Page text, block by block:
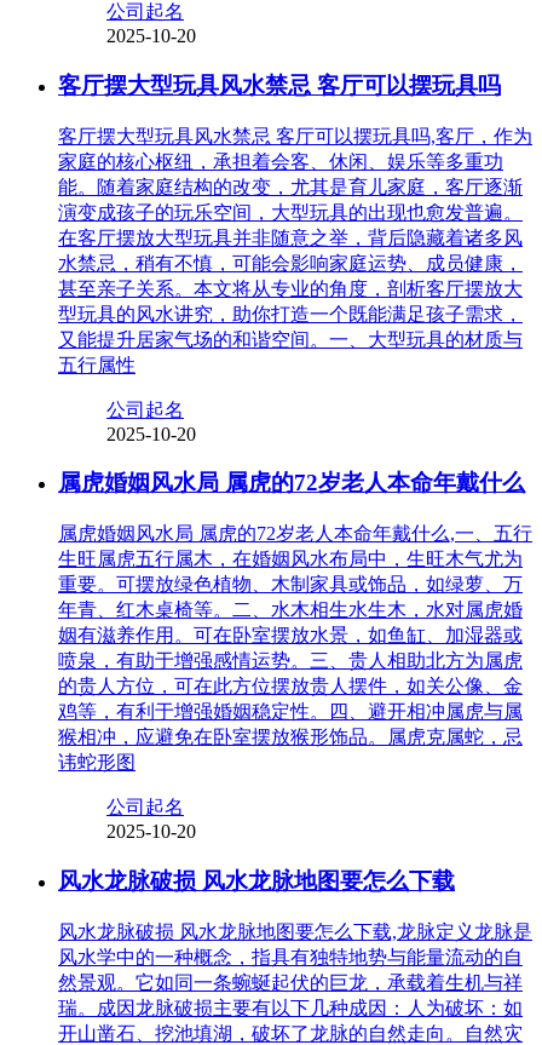
公司起名
2025-10-20
客厅摆大型玩具风水禁忌 客厅可以摆玩具吗
客厅摆大型玩具风水禁忌 客厅可以摆玩具吗,客厅，作为
家庭的核心枢纽，承担着会客、休闲、娱乐等多重功
能。随着家庭结构的改变，尤其是育儿家庭，客厅逐渐
演变成孩子的玩乐空间，大型玩具的出现也愈发普遍。
在客厅摆放大型玩具并非随意之举，背后隐藏着诸多风
水禁忌，稍有不慎，可能会影响家庭运势、成员健康，
甚至亲子关系。本文将从专业的角度，剖析客厅摆放大
型玩具的风水讲究，助你打造一个既能满足孩子需求，
又能提升居家气场的和谐空间。一、大型玩具的材质与
五行属性
公司起名
2025-10-20
属虎婚姻风水局 属虎的72岁老人本命年戴什么
属虎婚姻风水局 属虎的72岁老人本命年戴什么,一、五行
生旺属虎五行属木，在婚姻风水布局中，生旺木气尤为
重要。可摆放绿色植物、木制家具或饰品，如绿萝、万
年青、红木桌椅等。二、水木相生水生木，水对属虎婚
姻有滋养作用。可在卧室摆放水景，如鱼缸、加湿器或
喷泉，有助于增强感情运势。三、贵人相助北方为属虎
的贵人方位，可在此方位摆放贵人摆件，如关公像、金
鸡等，有利于增强婚姻稳定性。四、避开相冲属虎与属
猴相冲，应避免在卧室摆放猴形饰品。属虎克属蛇，忌
讳蛇形图
公司起名
2025-10-20
风水龙脉破损 风水龙脉地图要怎么下载
风水龙脉破损 风水龙脉地图要怎么下载,龙脉定义龙脉是
风水学中的一种概念，指具有独特地势与能量流动的自
然景观。它如同一条蜿蜒起伏的巨龙，承载着生机与祥
瑞。成因龙脉破损主要有以下几种成因：人为破坏：如
开山凿石、挖池填湖，破坏了龙脉的自然走向。自然灾